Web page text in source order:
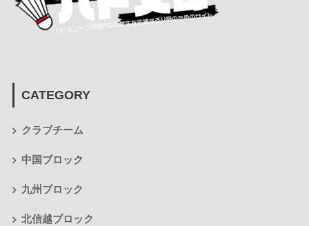
CATEGORY
クラブチーム
中国ブロック
九州ブロック
北信越ブロック